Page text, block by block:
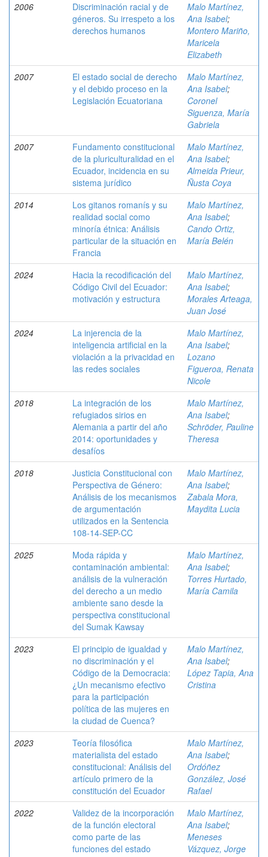
2006
Discriminación racial y de
géneros. Su irrespeto a los
derechos humanos
Malo Martínez,
Ana Isabel;
Montero Mariño,
Maricela
Elizabeth
2007
El estado social de derecho
y el debido proceso en la
Legislación Ecuatoriana
Malo Martínez,
Ana Isabel;
Coronel
Siguenza, María
Gabriela
2007
Fundamento constitucional
de la pluriculturalidad en el
Ecuador, incidencia en su
sistema jurídico
Malo Martínez,
Ana Isabel;
Almeida Prieur,
Ñusta Coya
2014
Los gitanos romanís y su
realidad social como
minoría étnica: Análisis
particular de la situación en
Francia
Malo Martínez,
Ana Isabel;
Cando Ortiz,
María Belén
2024
Hacia la recodificación del
Código Civil del Ecuador:
motivación y estructura
Malo Martínez,
Ana Isabel;
Morales Arteaga,
Juan José
2024
La injerencia de la
inteligencia artificial en la
violación a la privacidad en
las redes sociales
Malo Martínez,
Ana Isabel;
Lozano
Figueroa, Renata
Nicole
2018
La integración de los
refugiados sirios en
Alemania a partir del año
2014: oportunidades y
desafíos
Malo Martínez,
Ana Isabel;
Schröder, Pauline
Theresa
2018
Justicia Constitucional con
Perspectiva de Género:
Análisis de los mecanismos
de argumentación
utilizados en la Sentencia
108-14-SEP-CC
Malo Martínez,
Ana Isabel;
Zabala Mora,
Maydita Lucia
2025
Moda rápida y
contaminación ambiental:
análisis de la vulneración
del derecho a un medio
ambiente sano desde la
perspectiva constitucional
del Sumak Kawsay
Malo Martínez,
Ana Isabel;
Torres Hurtado,
María Camila
2023
El principio de igualdad y
no discriminación y el
Código de la Democracia:
¿Un mecanismo efectivo
para la participación
política de las mujeres en
la ciudad de Cuenca?
Malo Martínez,
Ana Isabel;
López Tapia, Ana
Cristina
2023
Teoría filosófica
materialista del estado
constitucional: Análisis del
artículo primero de la
constitución del Ecuador
Malo Martínez,
Ana Isabel;
Ordóñez
González, José
Rafael
2022
Validez de la incorporación
de la función electoral
como parte de las
funciones del estado
Malo Martínez,
Ana Isabel;
Meneses
Vázquez, Jorge